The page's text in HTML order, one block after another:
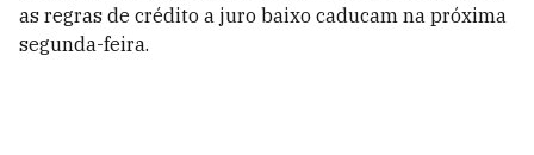
as regras de crédito a juro baixo caducam na próxima
segunda-feira.